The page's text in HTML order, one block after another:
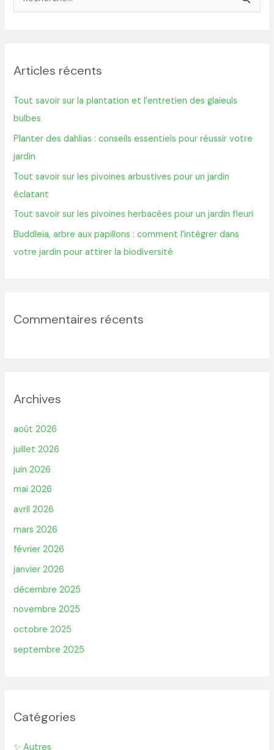
e
c
h
e
r
:
Articles récents
Tout savoir sur la plantation et l’entretien des glaïeuls
bulbes
Planter des dahlias : conseils essentiels pour réussir votre
jardin
Tout savoir sur les pivoines arbustives pour un jardin
éclatant
Tout savoir sur les pivoines herbacées pour un jardin fleuri
Buddleia, arbre aux papillons : comment l’intégrer dans
votre jardin pour attirer la biodiversité
Commentaires récents
Archives
août 2026
juillet 2026
juin 2026
mai 2026
avril 2026
mars 2026
février 2026
janvier 2026
décembre 2025
novembre 2025
octobre 2025
septembre 2025
Catégories
✨ Autres